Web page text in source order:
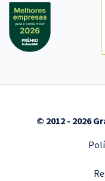
© 2012 - 2026